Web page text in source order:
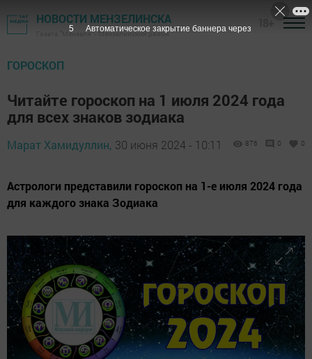
НОВОСТИ МЕНЗЕЛИНСКА
Газета "Мензеля" - Мензелинский район
ГОРОСКОП
Читайте гороскоп на 1 июля 2024 года
для всех знаков зодиака
Марат Хамидуллин, 30 июня 2024 - 10:11 876 0 0
Астрологи представили гороскоп на 1-е июля 2024 года
для каждого знака Зодиака
3 Автоматическое закрытие баннера через